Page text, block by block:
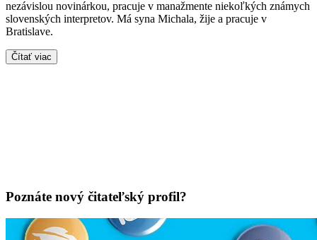
nezávislou novinárkou, pracuje v manažmente niekoľkých známych
slovenských interpretov. Má syna Michala, žije a pracuje v
Bratislave.
Čítať viac
Poznáte nový čitateľský profil?